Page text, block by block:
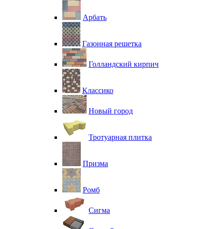
Арбать
Газонная решетка
Голландский кирпич
Классико
Новый город
Тротуарная плитка
Призма
Ромб
Сигма